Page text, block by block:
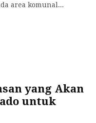
area komunal...
yang Akan
untuk